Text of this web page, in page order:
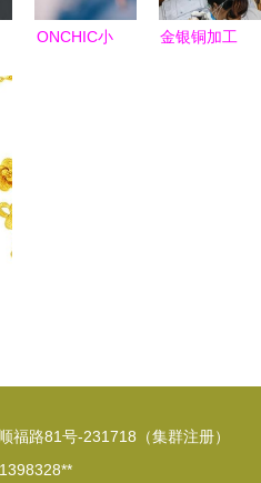
ONCHIC小
金银铜加工
福路81号-231718（集群注册）